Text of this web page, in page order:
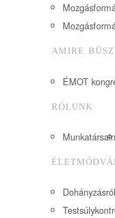
AMIRE
ÉMOT
RÓLUNK